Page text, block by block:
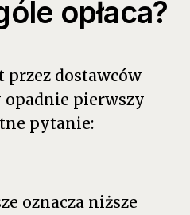
opłaca?
przez dostawców
pierwszy
pytanie:
oznacza niższe